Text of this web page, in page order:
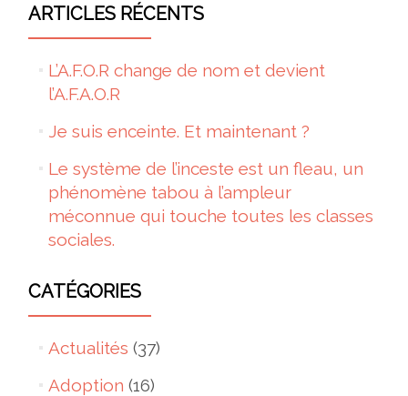
ARTICLES RÉCENTS
L’A.F.O.R change de nom et devient
l’A.F.A.O.R
Je suis enceinte. Et maintenant ?
Le système de l’inceste est un fleau, un
phénomène tabou à l’ampleur
méconnue qui touche toutes les classes
sociales.
CATÉGORIES
Actualités (37)
Adoption (16)